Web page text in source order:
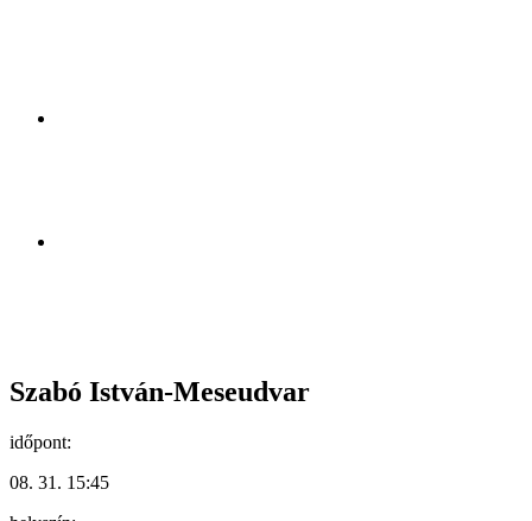
Szabó István-Meseudvar
időpont:
08. 31. 15:45